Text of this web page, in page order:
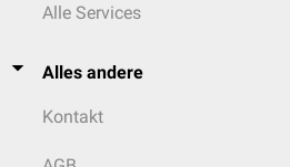
Alle Services
Alles andere
Kontakt